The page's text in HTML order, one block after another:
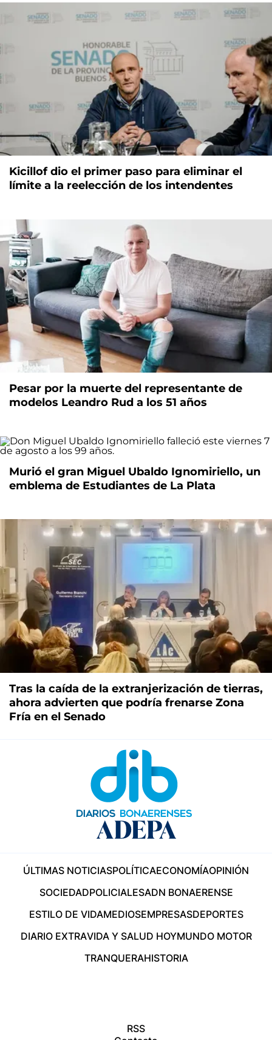
Kicillof dio el primer paso para eliminar el
límite a la reelección de los intendentes
Pesar por la muerte del representante de
modelos Leandro Rud a los 51 años
Murió el gran Miguel Ubaldo Ignomiriello, un
emblema de Estudiantes de La Plata
Tras la caída de la extranjerización de tierras,
ahora advierten que podría frenarse Zona
Fría en el Senado
ÚLTIMAS NOTICIASPOLÍTICAECONOMÍAOPINIÓN
SOCIEDADPOLICIALESADN BONAERENSE
ESTILO DE VIDAMEDIOSEMPRESASDEPORTES
DIARIO EXTRAVIDA Y SALUD HOYMUNDO MOTOR
TRANQUERAHISTORIA
RSS